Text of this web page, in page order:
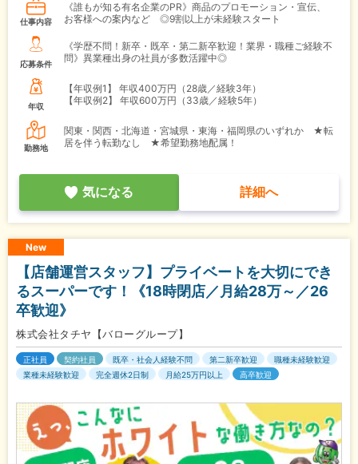
仕事内容
《誰もが知る有名企業のPR》商品のプロモーション・宣伝、
お客様への案内など ◎9割以上が未経験スタート
応募条件
《学歴不問！新卒・既卒・第二新卒歓迎！業界・職種ご経験不
問》異業種出身の社員が多数活躍中◎
年収
【年収例1】
年収400万円（28歳／経験3年）
【年収例2】
年収600万円（33歳／経験5年）
勤務地
関東・関西・北海道・宮城県・東海・福岡県のいずれか ★転
居を伴う転勤なし ★希望勤務地配属！
気になる 詳細へ
New
【店舗運営スタッフ】プライベートを大切にでき
るスーパーです！《18時閉店／月給28万～／26
卒歓迎》
株式会社タチヤ【バローグループ】
正社員 契約社員 既卒・社会人経験不問 第二新卒歓迎
職種未経験歓迎
業種未経験歓迎
完全週休2日制 月給25万円以上 高卒歓迎